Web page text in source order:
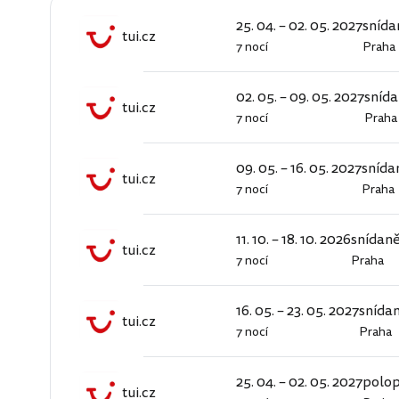
tui.cz 25. 04. – 02. 05. 2027
7 nocí Praha
tui.cz 02. 05. – 09. 05. 2027
7 nocí Praha
tui.cz 09. 05. – 16. 05. 2027
7 nocí Praha
tui.cz 11. 10. – 18. 10. 2026
7 nocí
snídaně
Praha
tui.cz 16. 05. – 23. 05. 2027
7 nocí Praha
tui.cz 25. 04. – 02. 05. 2027